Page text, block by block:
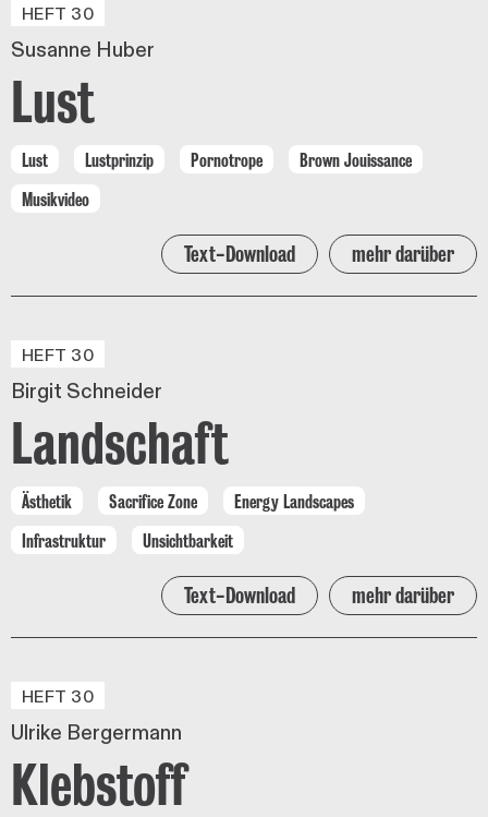
HEFT 30
Susanne Huber
Lust
Lust Lustprinzip Pornotrope
Brown Jouissance
Musikvideo
Text-Download mehr darüber
HEFT 30
Birgit Schneider
Landschaft
Ästhetik Sacrifice Zone
Energy Landscapes
Infrastruktur
Unsichtbarkeit
Text-Download mehr darüber
HEFT 30
Ulrike Bergermann
Klebstoff